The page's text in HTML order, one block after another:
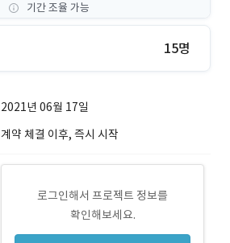
기간 조율 가능
15명
2021년 06월 17일
계약 체결 이후, 즉시 시작
로그인해서 프로젝트 정보를
확인해보세요.